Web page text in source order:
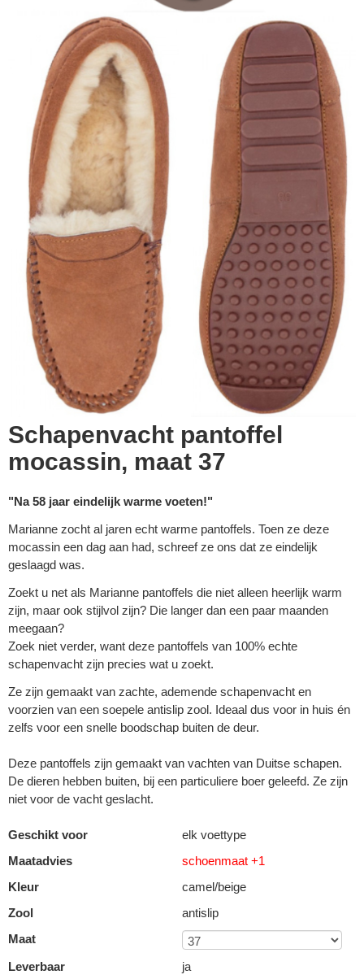
Schapenvacht pantoffel
mocassin, maat 37
"Na 58 jaar eindelijk warme voeten!"
Marianne zocht al jaren echt warme pantoffels. Toen ze deze
mocassin een dag aan had, schreef ze ons dat ze eindelijk
geslaagd was.
Zoekt u net als Marianne pantoffels die niet alleen heerlijk warm
zijn, maar ook stijlvol zijn? Die langer dan een paar maanden
meegaan?
Zoek niet verder, want deze pantoffels van 100% echte
schapenvacht zijn precies wat u zoekt.
Ze zijn gemaakt van zachte, ademende schapenvacht en
voorzien van een soepele antislip zool. Ideaal dus voor in huis én
zelfs voor een snelle boodschap buiten de deur.
Deze pantoffels zijn gemaakt van vachten van Duitse schapen.
De dieren hebben buiten, bij een particuliere boer geleefd. Ze zijn
niet voor de vacht geslacht.
Geschikt voor
elk voettype
Maatadvies
schoenmaat +1
Kleur
camel/beige
Zool
antislip
Maat
Leverbaar
ja